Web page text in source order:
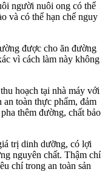
người nuôi ong có thể
và có thể hạn chế nguy
được cho ăn đường
vì cách làm này không
hoạch tại nhà máy với
an toàn thực phẩm, đảm
thêm đường, chất bảo
trị dinh dưỡng, có lợi
nguyên chất. Thậm chí
chí trong an toàn sản